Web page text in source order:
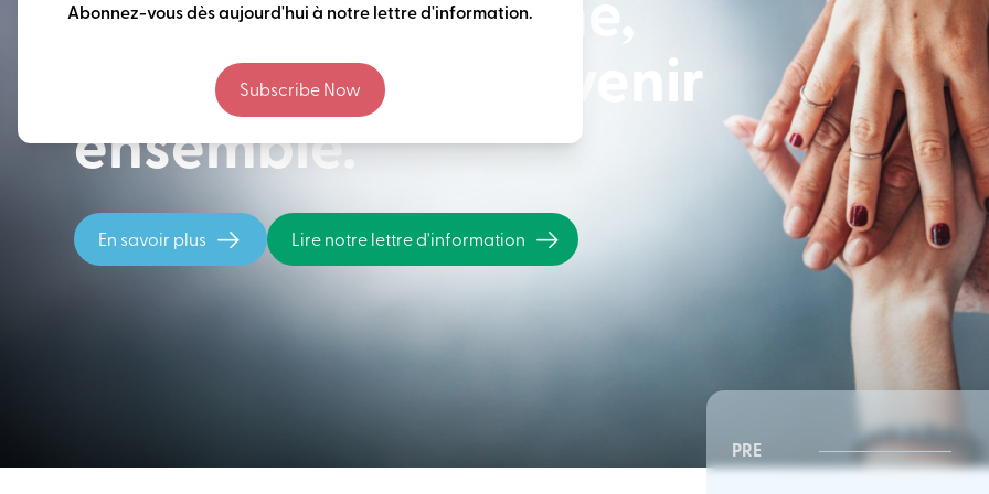
Abonnez-vous dès aujourd'hui à notre lettre d'information.
Subscribe Now
Penser à long terme,
construire notre avenir
ensemble.
En savoir plus Lire notre lettre d'information
PRE
CSR Sud-Est | Conseil